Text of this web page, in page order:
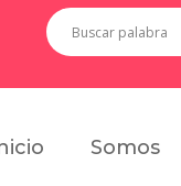
Somos